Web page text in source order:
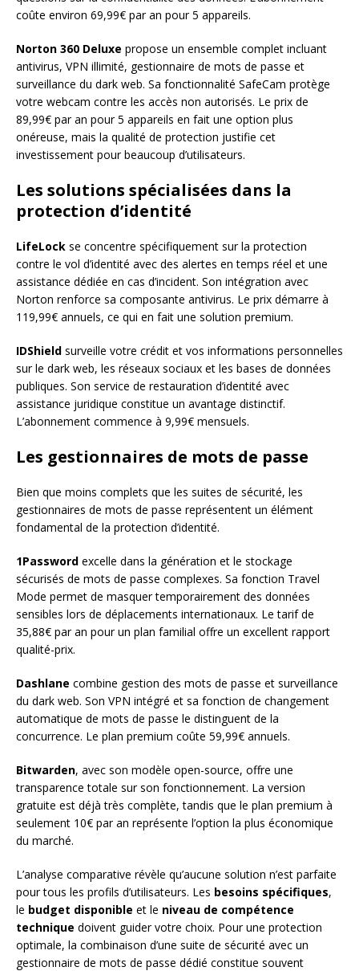
coûte environ 69,99€ par an pour 5 appareils.
Norton 360 Deluxe propose un ensemble complet incluant
antivirus, VPN illimité, gestionnaire de mots de passe et
surveillance du dark web. Sa fonctionnalité SafeCam protège
votre webcam contre les accès non autorisés. Le prix de
89,99€ par an pour 5 appareils en fait une option plus
onéreuse, mais la qualité de protection justifie cet
investissement pour beaucoup d’utilisateurs.
Les solutions spécialisées dans la
protection d’identité
LifeLock se concentre spécifiquement sur la protection
contre le vol d’identité avec des alertes en temps réel et une
assistance dédiée en cas d’incident. Son intégration avec
Norton renforce sa composante antivirus. Le prix démarre à
119,99€ annuels, ce qui en fait une solution premium.
IDShield surveille votre crédit et vos informations personnelles
sur le dark web, les réseaux sociaux et les bases de données
publiques. Son service de restauration d’identité avec
assistance juridique constitue un avantage distinctif.
L’abonnement commence à 9,99€ mensuels.
Les gestionnaires de mots de passe
Bien que moins complets que les suites de sécurité, les
gestionnaires de mots de passe représentent un élément
fondamental de la protection d’identité.
1Password excelle dans la génération et le stockage
sécurisés de mots de passe complexes. Sa fonction Travel
Mode permet de masquer temporairement des données
sensibles lors de déplacements internationaux. Le tarif de
35,88€ par an pour un plan familial offre un excellent rapport
qualité-prix.
Dashlane combine gestion des mots de passe et surveillance
du dark web. Son VPN intégré et sa fonction de changement
automatique de mots de passe le distinguent de la
concurrence. Le plan premium coûte 59,99€ annuels.
Bitwarden, avec son modèle open-source, offre une
transparence totale sur son fonctionnement. La version
gratuite est déjà très complète, tandis que le plan premium à
seulement 10€ par an représente l’option la plus économique
du marché.
L’analyse comparative révèle qu’aucune solution n’est parfaite
pour tous les profils d’utilisateurs. Les besoins spécifiques,
le budget disponible et le niveau de compétence
technique doivent guider votre choix. Pour une protection
optimale, la combinaison d’une suite de sécurité avec un
gestionnaire de mots de passe dédié constitue souvent